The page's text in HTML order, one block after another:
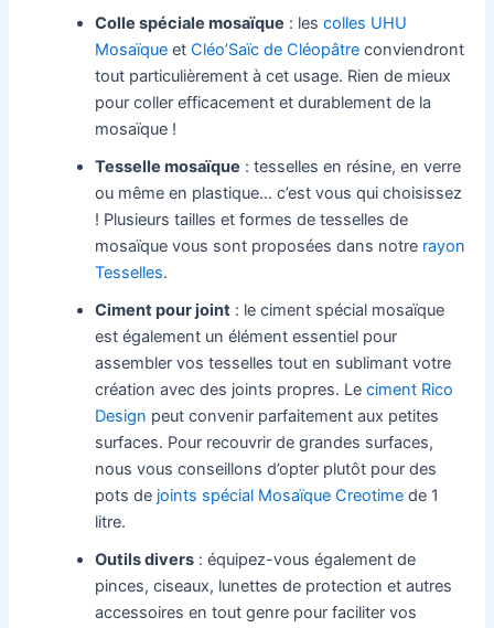
Colle spéciale mosaïque : lescolles UHU
Mosaïque etCléo’Saïc de Cléopâtre conviendront
tout particulièrement à cet usage. Rien de mieux
pour coller efficacement et durablement de la
mosaïque !
Tesselle mosaïque : tesselles en résine, en verre
ou même en plastique… c’est vous qui choisissez
! Plusieurs tailles et formes de tesselles de
mosaïque vous sont proposées dans notre rayon
Tesselles.
Ciment pour joint : le ciment spécial mosaïque
est également un élément essentiel pour
assembler vos tesselles tout en sublimant votre
création avec des joints propres. Leciment Rico
Design peut convenir parfaitement aux petites
surfaces. Pour recouvrir de grandes surfaces,
nous vous conseillons d’opter plutôt pour des
pots de joints spécial Mosaïque Creotime de 1
litre.
Outils divers : équipez-vous également de
pinces, ciseaux, lunettes de protection et autres
accessoires en tout genre pour faciliter vos